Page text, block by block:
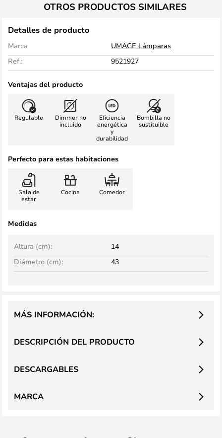
OTROS PRODUCTOS SIMILARES
Detalles de producto
Marca
UMAGE Lámparas
Ref.:
9521927
Ventajas del producto
Regulable
Dimmer no
incluido
Eficiencia
energética
y
durabilidad
Bombilla no
sustituible
Perfecto para estas habitaciones
Sala de
estar
Cocina Comedor
Medidas
Altura (cm):
14
Diámetro (cm):
43
DESCRIPCIÓN DEL PRODUCTO
MÁS INFORMACIÓN:
DESCARGABLES
MARCA